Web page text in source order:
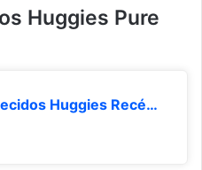
Huggies Pure
Lenços Umedecidos Huggies Recém-Nascido Sem Fragrância 6x48U